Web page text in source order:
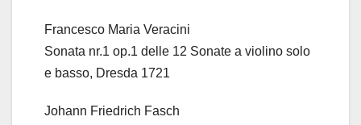
Francesco Maria Veracini
Sonata nr.1 op.1 delle 12 Sonate a violino solo
e basso, Dresda 1721
Johann Friedrich Fasch